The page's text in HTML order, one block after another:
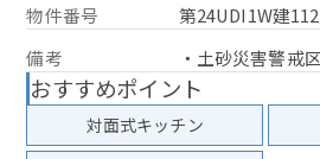
物件番号
第24UDI1W建
備考
・土砂災害警戒
おすすめポイント
対面式キッチン